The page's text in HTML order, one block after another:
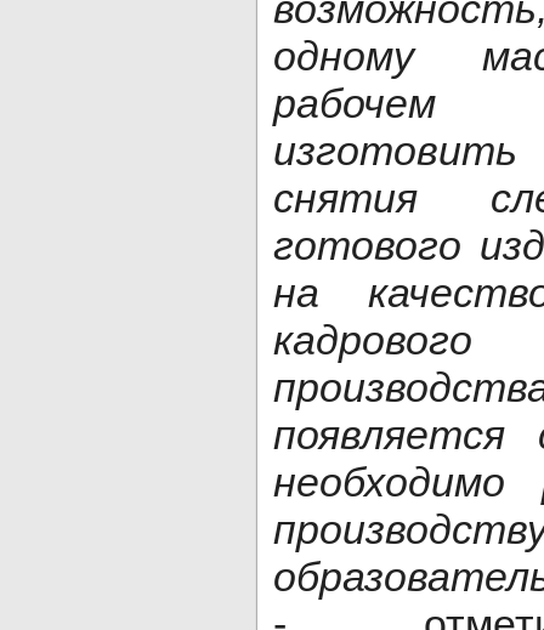
одному
снятия
готового
на
появляется